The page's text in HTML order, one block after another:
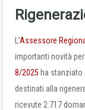
L’Assessore
importanti novità
8/2025 ha stanziato
destinati alla
ricevute 2.717